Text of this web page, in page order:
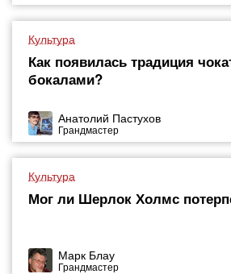
Культура
Как появилась традиция
бокалами?
Анатолий Пастухов
Грандмастер
Культура
Мог ли Шерлок Холмс
Марк Блау
Грандмастер